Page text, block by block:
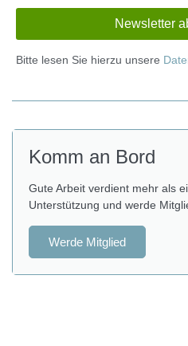
Bitte lesen Sie hierzu unsere
Komm an Bord
Gute Arbeit verdient mehr als
Unterstützung und werde
Werde Mitglied